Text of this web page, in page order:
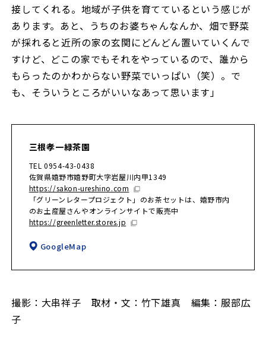
接してくれる。地域が子供を育てているという感じが
あります。あと、うちのお婆ちゃんなんか、畑で野菜
が採れると近所の家の玄関にどんどん置いていくんで
すけど、どこの家でもそれをやっているので、誰から
もらったのかわからない野菜でいっぱい（笑）。で
も、そういうところがいいなあって思います」
三根孝一緑茶園
TEL 0954-43-0438
佐賀県嬉野市嬉野町大字岩屋川内甲1349
https://sakon-ureshino.com
「グリーンレタープロジェクト」のお茶セットは、嬉野市内
のお土産屋さんやオンラインサイトで販売中
https://greenletter.stores.jp
GoogleMap
撮影：大串祥子 取材・文：竹下雄真 編集：服部広
子